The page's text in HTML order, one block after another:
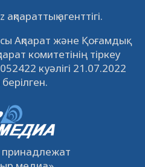
в Кызылорде 22
14941 0
агенттігі.
Ақпарат және Қоғамдық
комитетінің тіркеу
куәлігі 21.07.2022
принадлежат